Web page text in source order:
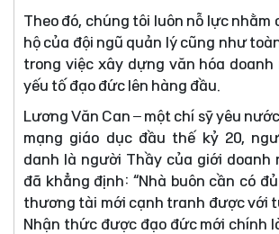
Theo đó, chúng tôi luôn nỗ lực nhằm
hộ của đội ngũ quản lý cũng như
trong việc xây dựng văn hóa doanh
yếu tố đạo đức lên hàng đầu.
Lương Văn Can – một chí sỹ yêu
mạng giáo dục đầu thế kỷ 20,
danh là người Thầy của giới doanh
đã khẳng định: “Nhà buôn cần có
thương tài mới cạnh tranh được với
Nhận thức được đạo đức mới chính